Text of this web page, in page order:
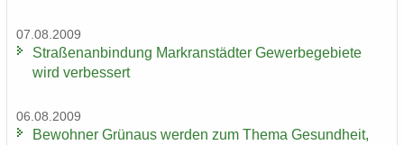
07.08.2009
Stra­ßen­an­bin­dung Markran­städ­ter Ge­wer­be­ge­bie­te
wird ver­bes­sert
06.08.2009
Be­woh­ner Grün­aus wer­den zum Thema Ge­sund­heit,